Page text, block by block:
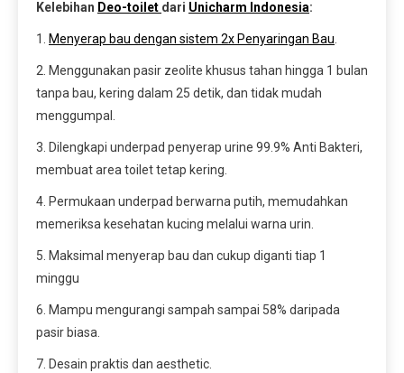
Kelebihan Deo-toilet dari Unicharm Indonesia:
1. Menyerap bau dengan sistem 2x Penyaringan Bau
2. Menggunakan pasir zeolite khusus tahan hingga 1 bulan
tanpa bau, kering dalam 25 detik, dan tidak mudah
menggumpal.
3. Dilengkapi underpad penyerap urine 99.9% Anti Bakteri,
membuat area toilet tetap kering.
4. Permukaan underpad berwarna putih, memudahkan
memeriksa kesehatan kucing melalui warna urin.
5. Maksimal menyerap bau dan cukup diganti tiap 1
minggu
6. Mampu mengurangi sampah sampai 58% daripada
pasir biasa.
7. Desain praktis dan aesthetic.